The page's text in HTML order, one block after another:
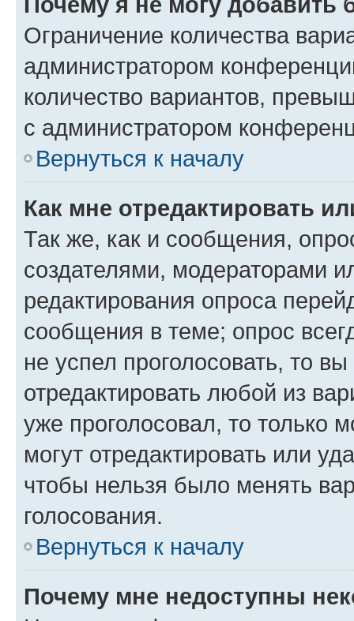
Ограничение количества
администратором
количество вариантов,
с администратором
Вернуться к началу
Как мне отредактировать
Так же, как и сообщения,
создателями, модераторами
редактирования опроса
сообщения в теме; опрос
не успел проголосовать, то
отредактировать любой из
уже проголосовал, то только
могут отредактировать или
чтобы нельзя было менять
голосования.
Вернуться к началу
Почему мне недоступны